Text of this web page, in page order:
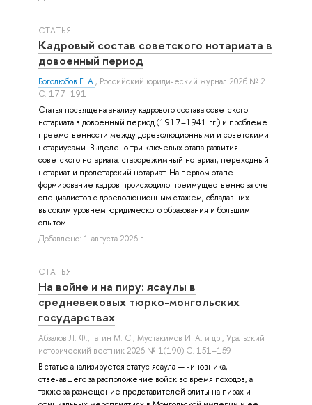
СТАТЬЯ
Кадровый состав советского нотариата в
довоенный период
Боголюбов Е. А., Российский юридический журнал 2026 № 2
С. 177–191
Статья посвящена анализу кадрового состава советского
нотариата в довоенный период (1917–1941 гг.) и проблеме
преемственности между дореволюционными и советскими
нотариусами. Выделено три ключевых этапа развития
советского нотариата: старорежимный нотариат, переходный
нотариат и пролетарский нотариат. На первом этапе
формирование кадров происходило преимущественно за счет
специалистов с дореволюционным стажем, обладавших
высоким уровнем юридического образования и большим
опытом ...
Добавлено: 1 августа 2026 г.
СТАТЬЯ
На войне и на пиру: ясаулы в
средневековых тюрко-монгольских
государствах
Абзалов Л. Ф., Гатин М. С., Мустакимов И. А. и др., Уральский
исторический вестник 2026 № 1(190) С. 151–159
В статье анализируется статус ясаула — чиновника,
отвечавшего за расположение войск во время походов, а
также за размещение представителей элиты на пирах и